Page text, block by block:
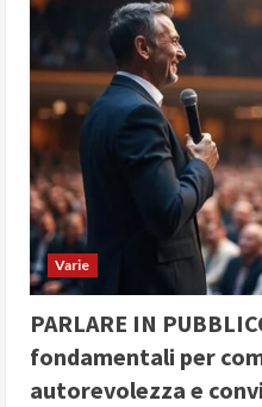
Varie
PARLARE IN
fondamentali per
autorevolezza e